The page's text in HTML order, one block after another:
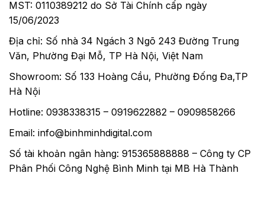
MST: 0110389212 do Sở Tài Chính cấp ngày
15/06/2023
Địa chỉ: Số nhà 34 Ngách 3 Ngõ 243 Đường Trung
Văn, Phường Đại Mỗ, TP Hà Nội, Việt Nam
Showroom: Số 133 Hoàng Cầu, Phường Đống Đa,TP
Hà Nội
Hotline: 0938338315 – 0919622882 – 0909858266
Email: info@binhminhdigital.com
Số tài khoản ngân hàng: 915365888888 – Công ty CP
Phân Phối Công Nghệ Bình Minh tại MB Hà Thành